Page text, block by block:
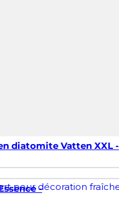
diatomite Vatten XXL -
-